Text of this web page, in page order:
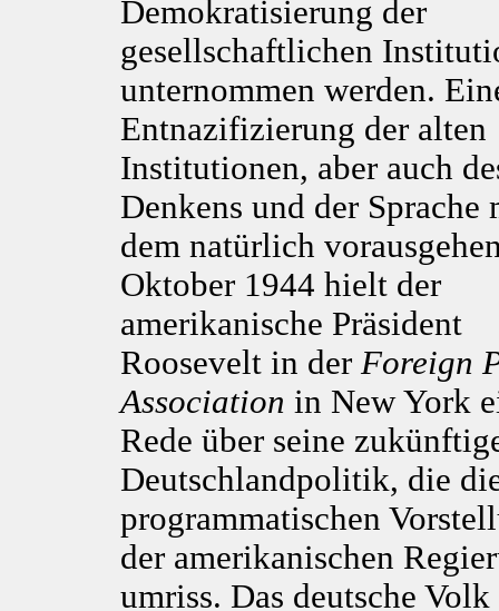
Demokratisierung der
gesellschaftlichen
unternommen werden.
Entnazifizierung der alten
Institutionen, aber auch
Denkens und der Sprache
dem natürlich
Oktober 1944 hielt der
amerikanische Präsident
Roosevelt in der Foreign
Association in New York
Rede über seine
Deutschlandpolitik, die
programmatischen
der amerikanischen
umriss. Das deutsche